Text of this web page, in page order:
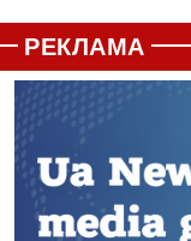
РЕКЛАМА